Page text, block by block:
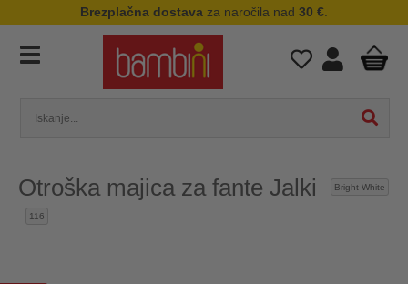
Brezplačna dostava za naročila nad 30 €
Otroška majica za fante Jalki Bright White
116